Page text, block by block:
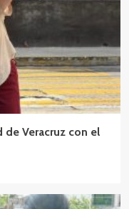
de Veracruz con el